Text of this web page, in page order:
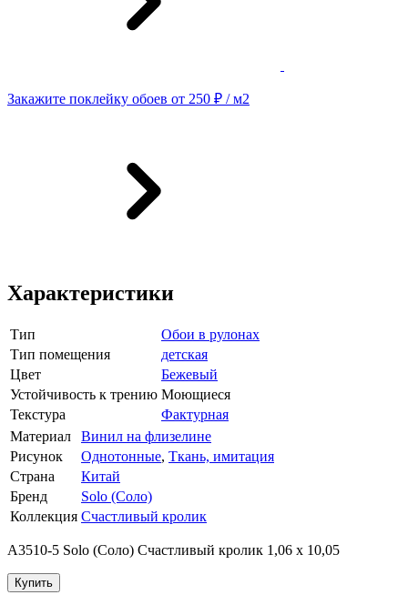
Закажите поклейку обоев от 250 ₽ / м2
Характеристики
Тип
Обои в рулонах
Тип помещения
детская
Цвет
Бежевый
Устойчивость к трению Моющиеся
Текстура
Фактурная
Материал
Винил на флизелине
Рисунок
Однотонные, Ткань, имитация
Страна
Китай
Бренд
Solo (Соло)
Коллекция Счастливый кролик
A3510-5 Solo (Соло) Счастливый кролик 1,06 х 10,05
Купить